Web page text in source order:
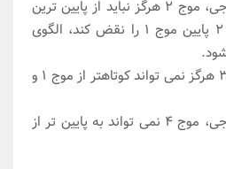
• در یک ساختار پنج موجی، موج 2 هرگز نباید از پایین ترین
حد موج 1 برود. اگر موج 2 پایین موج 1 را نقض کند، الگوی
• در امواج محرکه، موج 3 هرگز نمی تواند کوتاهتر از موج 1 و
• در یک ساختار پنج موجی، موج 4 نمی تواند به پایین تر از